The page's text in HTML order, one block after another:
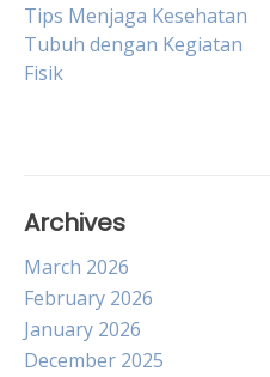
Post
navigation
Tips Menjaga Kesehatan
Tubuh dengan Kegiatan
Fisik
Archives
March 2026
February 2026
January 2026
December 2025